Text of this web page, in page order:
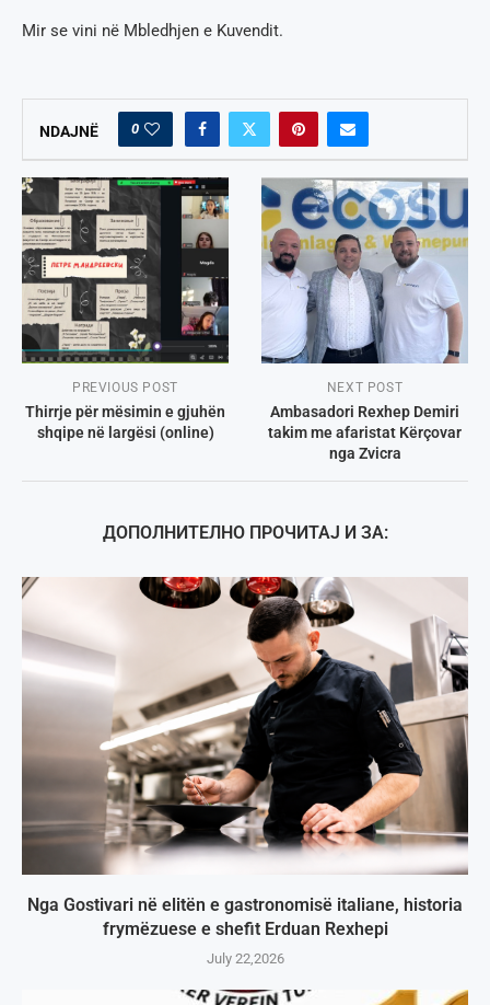
Mir se vini në Mbledhjen e Kuvendit.
NDAJNË 0
PREVIOUS POST
Thirrje për mësimin e gjuhën
shqipe në largësi (online)
NEXT POST
Ambasadori Rexhep Demiri
takim me afaristat Kërçovar
nga Zvicra
ДОПОЛНИТЕЛНО ПРОЧИТАЈ И ЗА:
Nga Gostivari në elitën e gastronomisë italiane, historia
frymëzuese e shefit Erduan Rexhepi
July 22,2026